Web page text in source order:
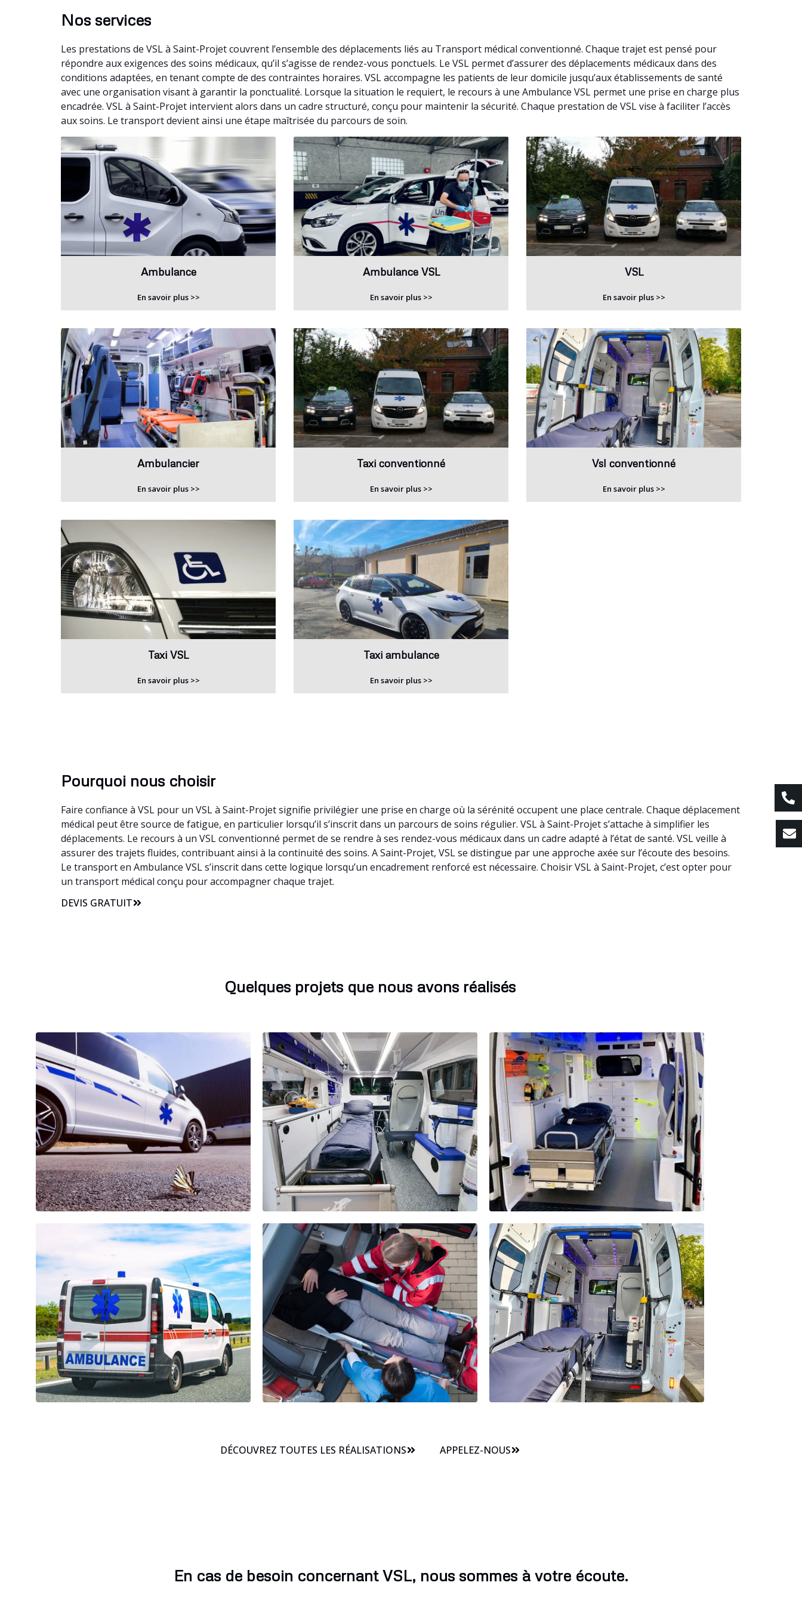
Nos services
Les prestations de VSL à Saint-Projet couvrent l’ensemble des déplacements liés au Transport médical conventionné. Chaque trajet est pensé pour
répondre aux exigences des soins médicaux, qu’il s’agisse de rendez-vous ponctuels. Le VSL permet d’assurer des déplacements médicaux dans des
conditions adaptées, en tenant compte de des contraintes horaires. VSL accompagne les patients de leur domicile jusqu’aux établissements de santé
avec une organisation visant à garantir la ponctualité. Lorsque la situation le requiert, le recours à une Ambulance VSL permet une prise en charge plus
encadrée. VSL à Saint-Projet intervient alors dans un cadre structuré, conçu pour maintenir la sécurité. Chaque prestation de VSL vise à faciliter l’accès
aux soins. Le transport devient ainsi une étape maîtrisée du parcours de soin.
Ambulance
En savoir plus >>
Ambulance VSL
En savoir plus >>
VSL
En savoir plus >>
Ambulancier
En savoir plus >>
Taxi conventionné
En savoir plus >>
Vsl conventionné
En savoir plus >>
Taxi VSL
En savoir plus >>
Taxi ambulance
En savoir plus >>
Pourquoi nous choisir
Faire confiance à VSL pour un VSL à Saint-Projet signifie privilégier une prise en charge où la sérénité occupent une place centrale. Chaque déplacement
médical peut être source de fatigue, en particulier lorsqu’il s’inscrit dans un parcours de soins régulier. VSL à Saint-Projet s’attache à simplifier les
déplacements. Le recours à un VSL conventionné permet de se rendre à ses rendez-vous médicaux dans un cadre adapté à l’état de santé. VSL veille à
assurer des trajets fluides, contribuant ainsi à la continuité des soins. A Saint-Projet, VSL se distingue par une approche axée sur l’écoute des besoins.
Le transport en Ambulance VSL s’inscrit dans cette logique lorsqu’un encadrement renforcé est nécessaire. Choisir VSL à Saint-Projet, c’est opter pour
un transport médical conçu pour accompagner chaque trajet.
DEVIS GRATUIT
Quelques projets que nous avons réalisés
DÉCOUVREZ TOUTES LES RÉALISATIONS APPELEZ-NOUS
En cas de besoin concernant VSL, nous sommes à votre écoute.